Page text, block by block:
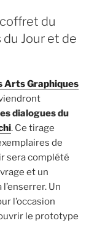
du
Jour et de
Arts Graphiques
dialogues du
. Ce tirage
de
sera complété
et un
Un
l’occasion
le prototype